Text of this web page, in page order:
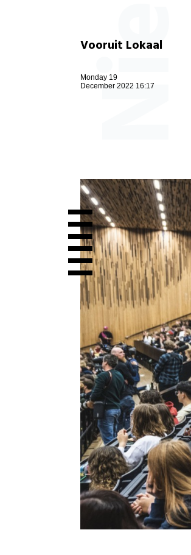
Vooruit Lokaal
Monday 19
December 2022 16:17